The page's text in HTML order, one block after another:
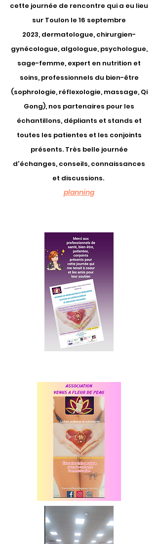
cette journée de rencontre qui a eu lieu
sur Toulon le 16 septembre
2023, dermatologue, chirurgien-
gynécologue, algologue, psychologue,
sage-femme, expert en nutrition et
soins, professionnels du bien-être
(sophrologie, réflexologie, massage, Qi
Gong), nos partenaires pour les
échantillons, dépliants et stands et
toutes les patientes et les conjoints
présents. Très belle journée
d'échanges, conseils, connaissances
et discussions.
planning